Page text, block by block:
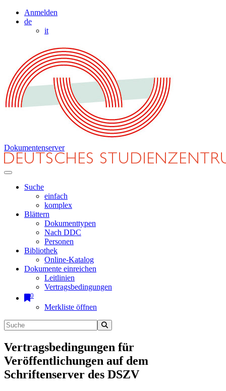
Anmelden
de
it
Dokumentenserver
Suche
einfach
komplex
Blättern
Dokumenttypen
Nach DDC
Personen
Bibliothek
Online-Katalog
Dokumente einreichen
Leitlinien
Vertragsbedingungen
0
Merkliste öffnen
Vertragsbedingungen für
Veröffentlichungen auf dem
Schriftenserver des DSZV